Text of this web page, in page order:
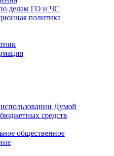
делам ГО и ЧС
политика
Думой
средств
общественное